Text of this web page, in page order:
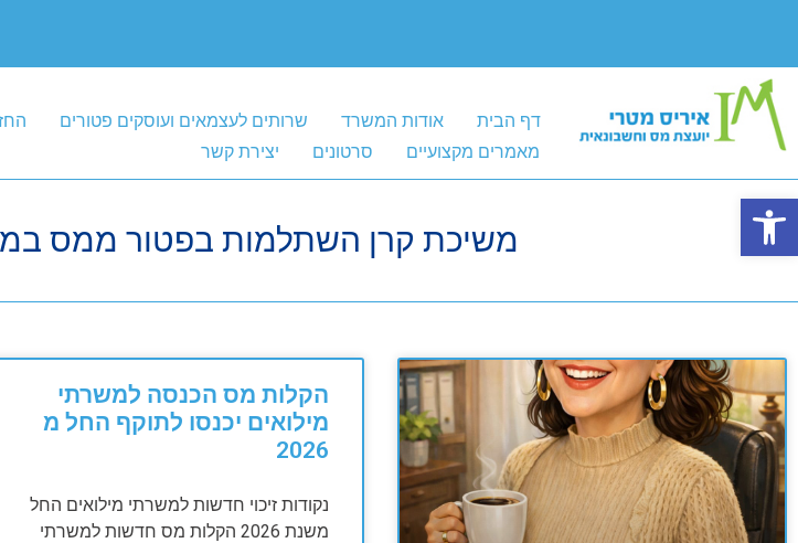
פתח סרגל נגישות
דף הבית אודות המשרד שרותים לעצמאים ועוסקים פטורים
מאמרים מקצועיים
סרטונים יצירת קשר
משיכת קרן השתלמות בפטור ממס
הקלות מס הכנסה למשרתי
מילואים יכנסו לתוקף החל מ
2026
נקודות זיכוי חדשות למשרתי מילואים החל
משנת 2026 הקלות מס חדשות למשרתי